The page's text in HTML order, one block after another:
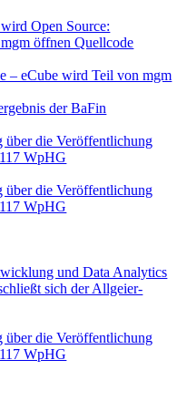
Open Source:
öffnen Quellcode
– eCube wird Teil von mgm
der BaFin
die Veröffentlichung
WpHG
die Veröffentlichung
WpHG
und Data Analytics
sich der Allgeier-
die Veröffentlichung
WpHG